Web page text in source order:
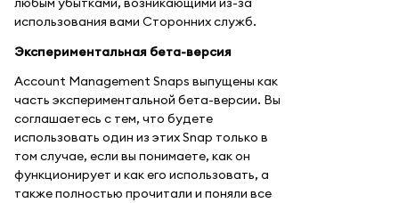
использования вами Сторонних служб.
Экспериментальная бета-версия
Account Management Snaps выпущены как
часть экспериментальной бета-версии. Вы
соглашаетесь с тем, что будете
использовать один из этих Snap только в
том случае, если вы понимаете, как он
функционирует и как его использовать, а
также полностью прочитали и поняли все